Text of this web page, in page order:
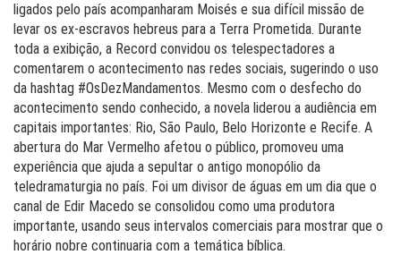
ligados pelo país acompanharam Moisés e sua difícil missão de
levar os ex-escravos hebreus para a Terra Prometida. Durante
toda a exibição, a Record convidou os telespectadores a
comentarem o acontecimento nas redes sociais, sugerindo o uso
da hashtag #OsDezMandamentos. Mesmo com o desfecho do
acontecimento sendo conhecido, a novela liderou a audiência em
capitais importantes: Rio, São Paulo, Belo Horizonte e Recife. A
abertura do Mar Vermelho afetou o público, promoveu uma
experiência que ajuda a sepultar o antigo monopólio da
teledramaturgia no país. Foi um divisor de águas em um dia que o
canal de Edir Macedo se consolidou como uma produtora
importante, usando seus intervalos comerciais para mostrar que o
horário nobre continuaria com a temática bíblica.